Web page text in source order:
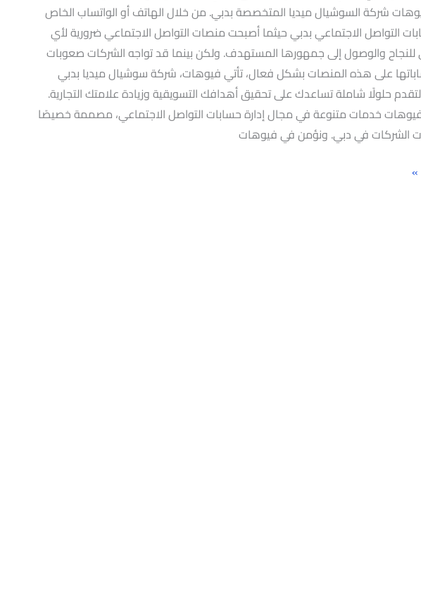
شركة السوشيال ميديا المتخصصة بدبي. من خلال الهاتف أو الواتساب الخاص
التواصل الاجتماعي بدبي حيثما أصبحت منصات التواصل الاجتماعي ضرورية لأي
والوصول إلى جمهورها المستهدف. ولكن بينما قد تواجه الشركات صعوبات
على هذه المنصات بشكل فعال، تأتي فيوهات، شركة سوشيال ميديا بدبي
حلولًا شاملة تساعدك على تحقيق أهدافك التسويقية وزيادة علامتك التجارية.
خدمات متنوعة في مجال إدارة حسابات التواصل الاجتماعي، مصممة خصيصًا
الشركات في دبي. ونؤمن في فيوهات
»